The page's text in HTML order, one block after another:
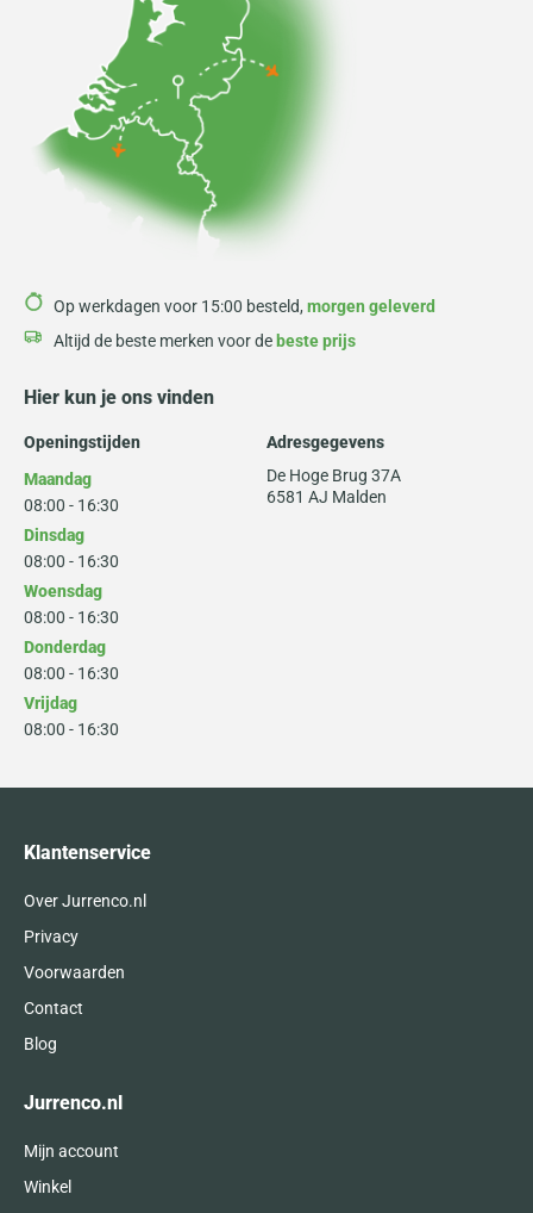
Op werkdagen voor 15:00 besteld, morgen geleverd
Altijd de beste merken voor de beste prijs
Hier kun je ons vinden
Openingstijden
Maandag
08:00 - 16:30
Dinsdag
08:00 - 16:30
Woensdag
08:00 - 16:30
Donderdag
08:00 - 16:30
Vrijdag
08:00 - 16:30
Adresgegevens
De Hoge Brug 37A
6581 AJ Malden
Klantenservice
Over Jurrenco.nl
Privacy
Voorwaarden
Contact
Blog
Jurrenco.nl
Mijn account
Winkel